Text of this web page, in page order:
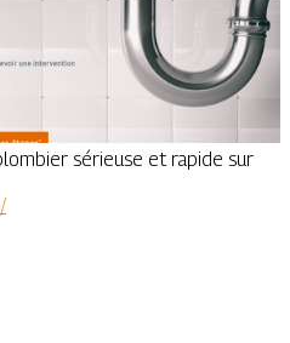
sérieuse et rapide sur